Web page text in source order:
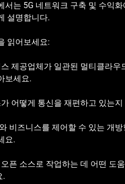
서는 5G 네트워크 구축 및 수익
설명합니다.
읽어보세요:
제공업체가 일관된 멀티클라우
보세요.
어떻게 통신을 재편하고 있는
비즈니스를 제어할 수 있는 개
요.
픈 소스로 작업하는 데 어떤 도
.